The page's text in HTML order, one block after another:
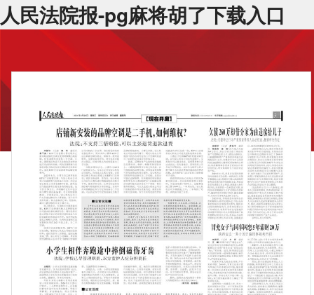
人民法院报-pg麻将胡了下载入口